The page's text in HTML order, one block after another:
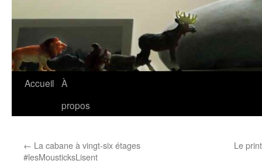
Aller
Accueil À
propos
← La cabane à vingt-six étages
#lesMousticksLisent
Le